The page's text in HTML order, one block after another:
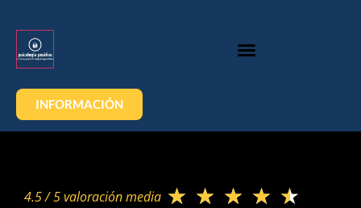
INFORMACIÓN
4.5 / 5 valoración media​ ★ ★ ★ ★ ★